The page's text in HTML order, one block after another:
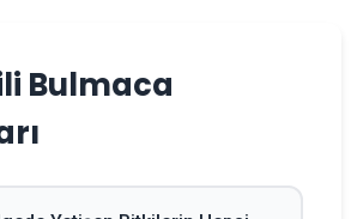
Bulmaca